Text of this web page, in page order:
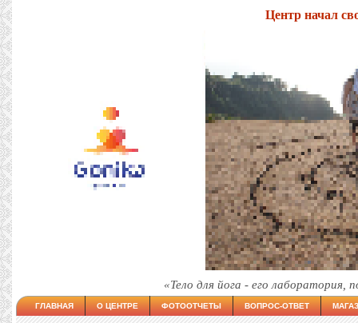
Центр начал
«Тело для йога - его лаборатория,
ГЛАВНАЯ О ЦЕНТРЕ ФОТООТЧЕТЫ ВОПРОС-ОТВЕТ